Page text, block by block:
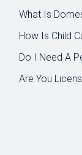
What Is
How Is Child
Do I Need A
Are You